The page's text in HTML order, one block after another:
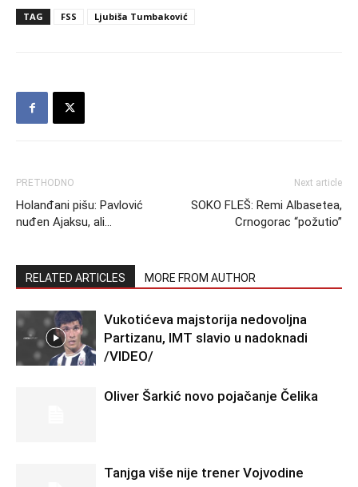
TAG FSS Ljubiša Tumbaković
PRETHODNO
Holanđani pišu: Pavlović
nuđen Ajaksu, ali…
Next article
SOKO FLEŠ: Remi Albasetea,
Crnogorac “požutio”
RELATED ARTICLES MORE FROM AUTHOR
Vukotićeva majstorija nedovoljna
Partizanu, IMT slavio u nadoknadi
/VIDEO/
Oliver Šarkić novo pojačanje Čelika
Tanjga više nije trener Vojvodine